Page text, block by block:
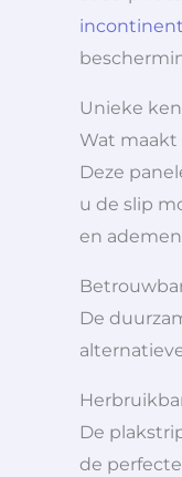
Unieke
Wat maakt
Deze
u de slip
en
De
De
de